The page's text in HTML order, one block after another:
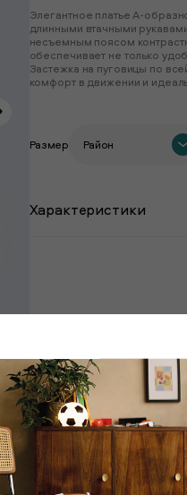
Элегантное платье А-
длинными втачными
несъемным поясом
обеспечивает не только
Застежка на пуговицы по
комфорт в движении и
Размер Район
Характеристики
Покупают вместе с